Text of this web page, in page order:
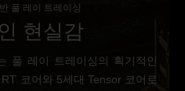
풀 레이 트레이싱
현실감
풀 레이 트레이싱의 획기적인
코어와 5세대 Tensor 코어로